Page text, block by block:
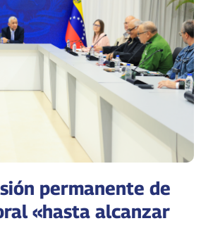
permanente de
«hasta alcanzar